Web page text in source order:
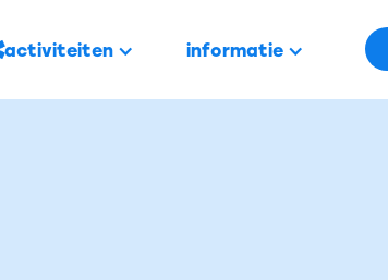
activiteiten informatie